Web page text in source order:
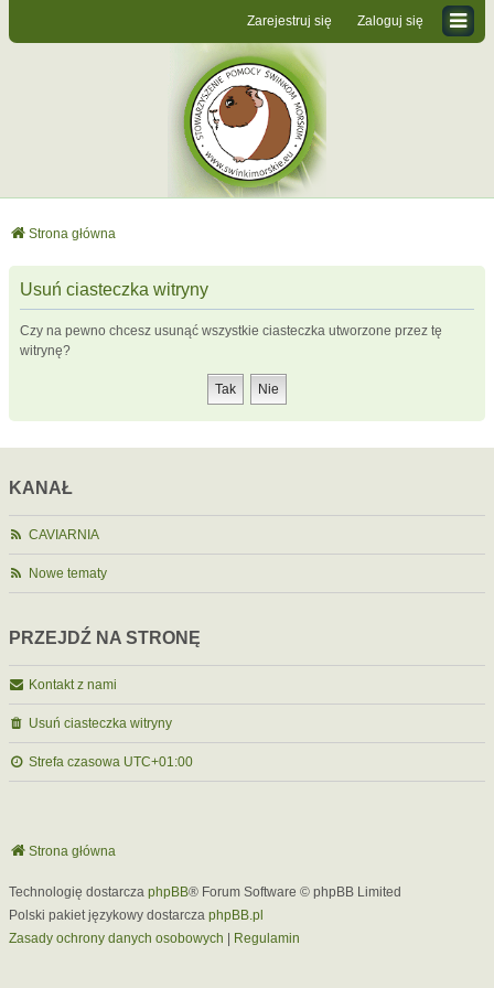
Zaloguj się
Zarejestruj się
Strona główna
Usuń ciasteczka witryny
Czy na pewno chcesz usunąć wszystkie ciasteczka utworzone przez tę
witrynę?
KANAŁ
CAVIARNIA
Nowe tematy
PRZEJDŹ NA STRONĘ
Kontakt z nami
Usuń ciasteczka witryny
Strefa czasowa UTC+01:00
Strona główna
Technologię dostarcza phpBB® Forum Software © phpBB Limited
Polski pakiet językowy dostarcza phpBB.pl
Zasady ochrony danych osobowych
Regulamin